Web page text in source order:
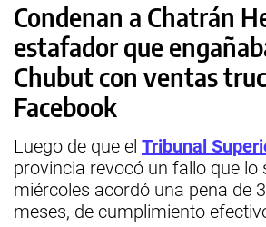
Condenan a Chatrán
estafador que
Chubut con ventas
Facebook
Luego de que el Tribunal
provincia revocó un fallo que lo
miércoles acordó una pena de
meses, de cumplimiento